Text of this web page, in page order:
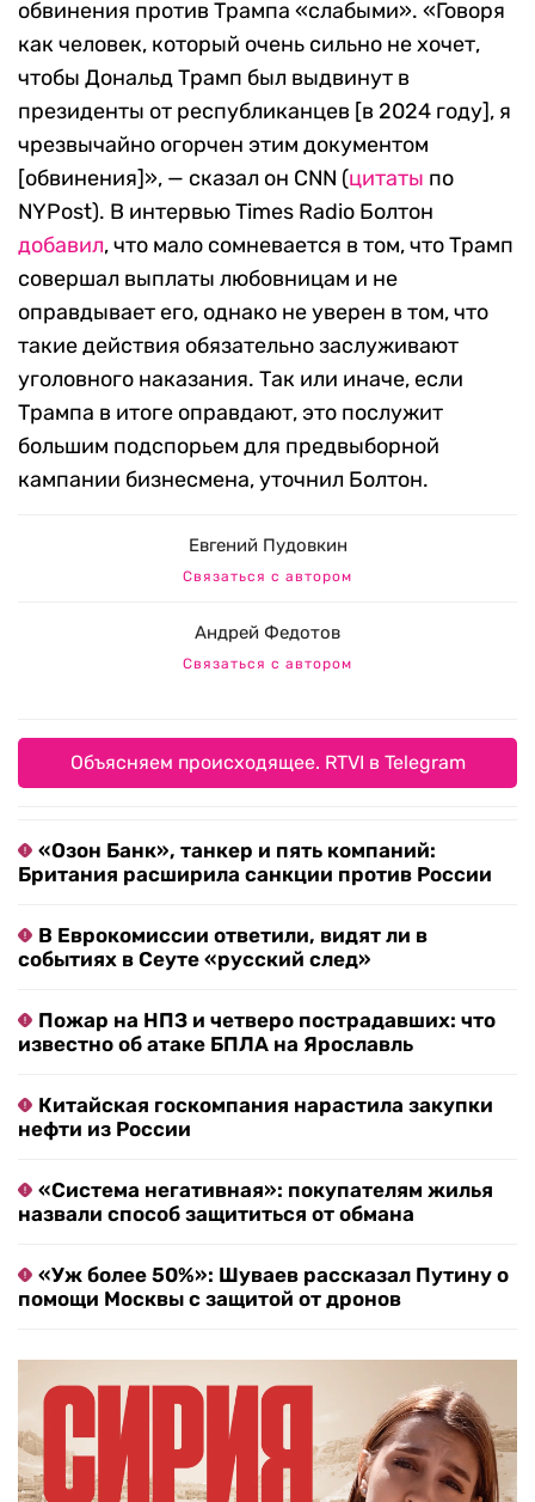
обвинения против Трампа «слабыми». «Говоря
как человек, который очень сильно не хочет,
чтобы Дональд Трамп был выдвинут в
президенты от республиканцев [в 2024 году], я
чрезвычайно огорчен этим документом
[обвинения]», — сказал он CNN (цитаты по
NYPost). В интервью Times Radio Болтон
добавил, что мало сомневается в том, что Трамп
совершал выплаты любовницам и не
оправдывает его, однако не уверен в том, что
такие действия обязательно заслуживают
уголовного наказания. Так или иначе, если
Трампа в итоге оправдают, это послужит
большим подспорьем для предвыборной
кампании бизнесмена, уточнил Болтон.
Евгений Пудовкин
Связаться с автором
Андрей Федотов
Связаться с автором
Объясняем происходящее. RTVI в Telegram
«Озон Банк», танкер и пять компаний:
Британия расширила санкции против России
В Еврокомиссии ответили, видят ли в
событиях в Сеуте «русский след»
Пожар на НПЗ и четверо пострадавших: что
известно об атаке БПЛА на Ярославль
Китайская госкомпания нарастила закупки
нефти из России
«Система негативная»: покупателям жилья
назвали способ защититься от обмана
«Уж более 50%»: Шуваев рассказал Путину о
помощи Москвы с защитой от дронов